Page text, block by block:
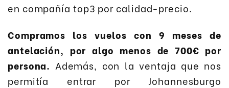
en compañía top3 por calidad-precio.
Compramos los vuelos con 9 meses de
antelación, por algo menos de 700€ por
persona. Además, con la ventaja que nos
permitía entrar por Johannesburgo